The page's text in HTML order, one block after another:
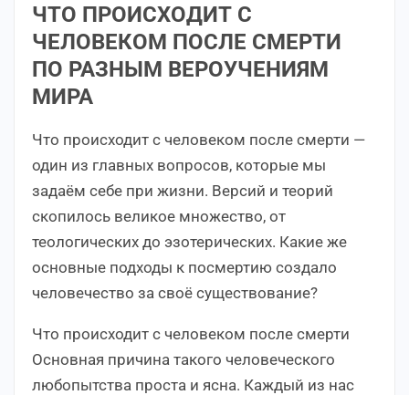
ЧТО ПРОИСХОДИТ С
ЧЕЛОВЕКОМ ПОСЛЕ СМЕРТИ
ПО РАЗНЫМ ВЕРОУЧЕНИЯМ
МИРА
Что происходит с человеком после смерти —
один из главных вопросов, которые мы
задаём себе при жизни. Версий и теорий
скопилось великое множество, от
теологических до эзотерических. Какие же
основные подходы к посмертию создало
человечество за своё существование?
Что происходит с человеком после смерти
Основная причина такого человеческого
любопытства проста и ясна. Каждый из нас